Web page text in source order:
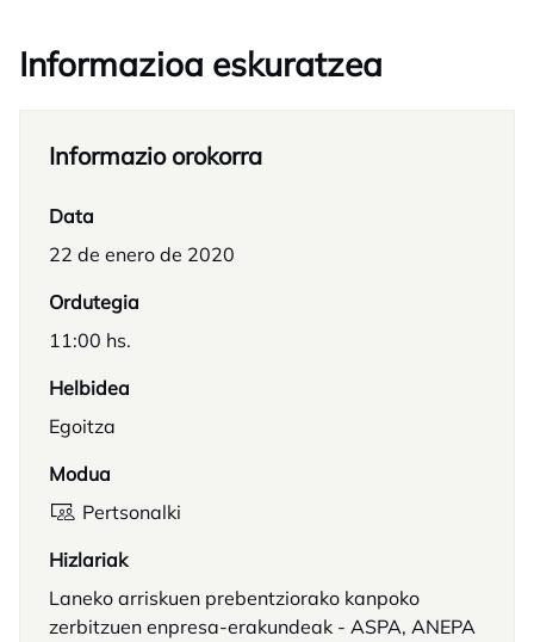
Informazioa eskuratzea
Informazio orokorra
Data
22 de enero de 2020
Ordutegia
11:00 hs.
Helbidea
Egoitza
Modua
Pertsonalki
Hizlariak
Laneko arriskuen prebentziorako kanpoko
zerbitzuen enpresa-erakundeak - ASPA, ANEPA